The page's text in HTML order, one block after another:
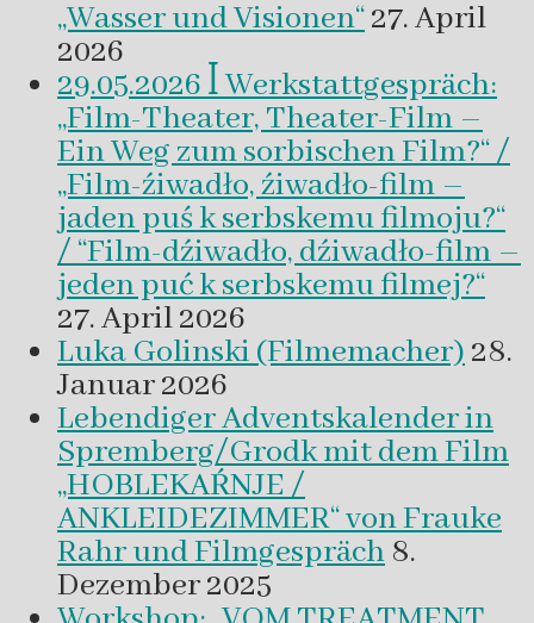
„Wasser und Visionen“27. April
2026
29.05.2026 ꟾ Werkstattgespräch:
„Film-Theater, Theater-Film –
Ein Weg zum sorbischen Film?“ /
„Film-źiwadło, źiwadło-film –
jaden puś k serbskemu filmoju?“
/ “Film-dźiwadło, dźiwadło-film –
jeden puć k serbskemu filmej?“
27. April 2026
Luka Golinski (Filmemacher)28.
Januar 2026
Lebendiger Adventskalender in
Spremberg/Grodk mit dem Film
„HOBLEKAŔNJE /
ANKLEIDEZIMMER“ von Frauke
Rahr und Filmgespräch 8.
Dezember 2025